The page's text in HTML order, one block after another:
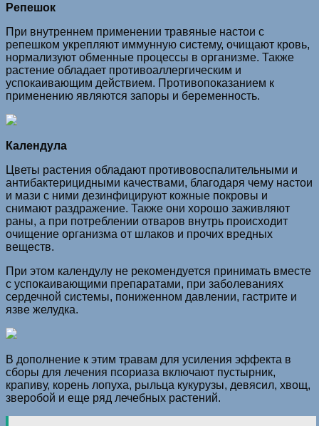
Репешок
При внутреннем применении травяные настои с
репешком укрепляют иммунную систему, очищают кровь,
нормализуют обменные процессы в организме. Также
растение обладает противоаллергическим и
успокаивающим действием. Противопоказанием к
применению являются запоры и беременность.
Календула
Цветы растения обладают противовоспалительными и
антибактерицидными качествами, благодаря чему настои
и мази с ними дезинфицируют кожные покровы и
снимают раздражение. Также они хорошо заживляют
раны, а при потреблении отваров внутрь происходит
очищение организма от шлаков и прочих вредных
веществ.
При этом календулу не рекомендуется принимать вместе
с успокаивающими препаратами, при заболеваниях
сердечной системы, пониженном давлении, гастрите и
язве желудка.
В дополнение к этим травам для усиления эффекта в
сборы для лечения псориаза включают пустырник,
крапиву, корень лопуха, рыльца кукурузы, девясил, хвощ,
зверобой и еще ряд лечебных растений.